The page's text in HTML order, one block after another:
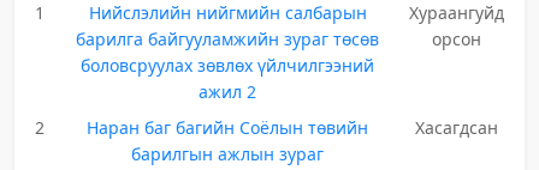
1
Нийслэлийн нийгмийн салбарын
барилга байгууламжийн зураг төсөв
боловсруулах зөвлөх үйлчилгээний
ажил 2
Хураангуйд
орсон
2
Наран баг багийн Соёлын төвийн
барилгын ажлын зураг
Хасагдсан